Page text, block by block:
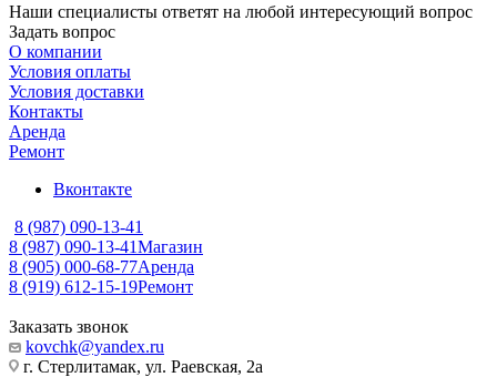
Наши специалисты ответят на любой интересующий вопрос
Задать вопрос
О компании
Условия оплаты
Условия доставки
Контакты
Аренда
Ремонт
Вконтакте
8 (987) 090-13-41
8 (987) 090-13-41Магазин
8 (905) 000-68-77Аренда
8 (919) 612-15-19Ремонт
Заказать звонок
kovchk@yandex.ru
г. Стерлитамак, ул. Раевская, 2а